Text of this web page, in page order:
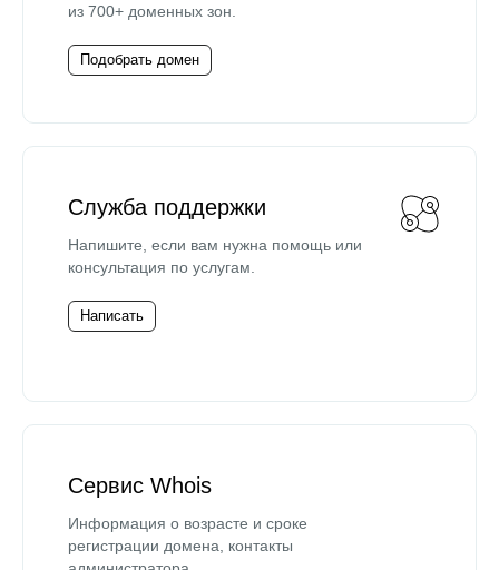
из 700+ доменных зон.
Подобрать домен
Служба поддержки
Напишите, если вам нужна помощь или
консультация по услугам.
Написать
Сервис Whois
Информация о возрасте и сроке
регистрации домена, контакты